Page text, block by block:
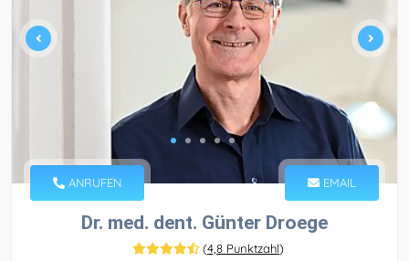
ANRUFEN EMAIL
Dr. med. dent. Günter Droege
(4,8 Punktzahl)